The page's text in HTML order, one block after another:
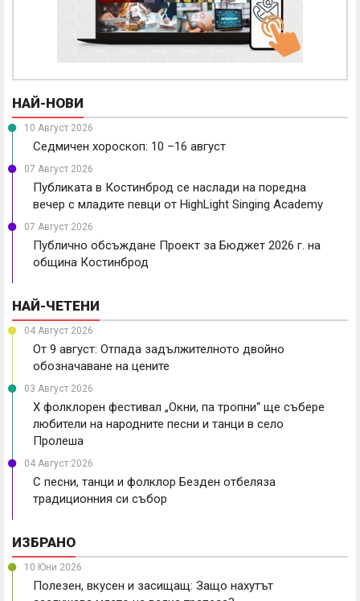
НАЙ-НОВИ
10 Август 2026
Седмичен хороскоп: 10 –16 август
07 Август 2026
Публиката в Костинброд се наслади на поредна
вечер с младите певци от HighLight Singing Academy
07 Август 2026
Публично обсъждане Проект за Бюджет 2026 г. на
община Костинброд
НАЙ-ЧЕТЕНИ
04 Август 2026
От 9 август: Отпада задължителното двойно
обозначаване на цените
03 Август 2026
X фолклорен фестивал „Окни, па тропни“ ще събере
любители на народните песни и танци в село
Пролеша
04 Август 2026
С песни, танци и фолклор Безден отбеляза
традиционния си събор
ИЗБРАНО
10 Юни 2026
Полезен, вкусен и засищащ: Защо нахутът